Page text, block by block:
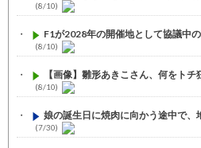
(8/10)
F1が2028年の開催地として協議中
(8/10)
【画像】雛形あきこさん、何をト
(8/10)
娘の誕生日に焼肉に向かう途中で、
(7/30)